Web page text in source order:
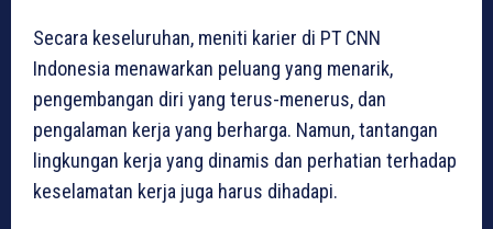
Secara keseluruhan, meniti karier di PT CNN
Indonesia menawarkan peluang yang menarik,
pengembangan diri yang terus-menerus, dan
pengalaman kerja yang berharga. Namun, tantangan
lingkungan kerja yang dinamis dan perhatian terhadap
keselamatan kerja juga harus dihadapi.